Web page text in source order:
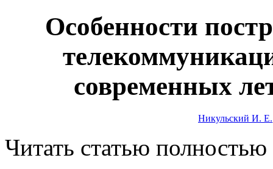
Особенности
современных
Никульский И. Е.
Читать статью полностью